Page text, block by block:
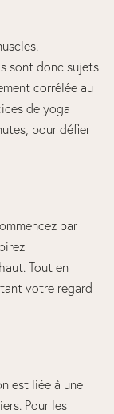
sont donc sujets
corrélée au
de yoga
pour défier
par
Tout en
votre regard
est liée à une
Pour les